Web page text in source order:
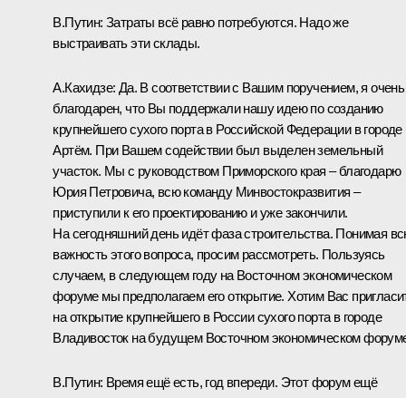
В.Путин: Затраты всё равно потребуются. Надо же
выстраивать эти склады.
А.Кахидзе: Да. В соответствии с Вашим поручением, я очень
благодарен, что Вы поддержали нашу идею по созданию
крупнейшего сухого порта в Российской Федерации в городе
Артём. При Вашем содействии был выделен земельный
участок. Мы с руководством Приморского края – благодарю
Юрия Петровича, всю команду Минвостокразвития –
приступили к его проектированию и уже закончили.
На сегодняшний день идёт фаза строительства. Понимая
важность этого вопроса, просим рассмотреть. Пользуясь
случаем, в следующем году на Восточном экономическом
форуме мы предполагаем его открытие. Хотим Вас
на открытие крупнейшего в России сухого порта в городе
Владивосток на будущем Восточном экономическом
В.Путин: Время ещё есть, год впереди. Этот форум ещё